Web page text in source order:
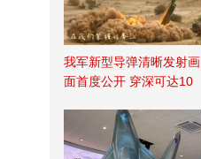
我军新型导弹清晰发射画
面首度公开 穿深可达10